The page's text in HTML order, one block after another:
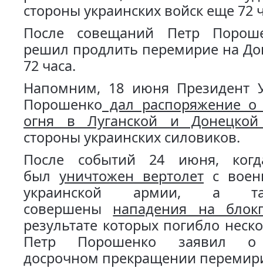
стороны украинских войск еще 72
После совещаний Петр
решил продлить перемирие на
72 часа.
Напомним, 18 июня Президент
Порошенко дал распоряжение
огня в Луганской и Донецкой
стороны украинских силовиков.
После событий 24 июня,
был уничтожен вертолет с
украинской армии, а
совершены нападения на
результате которых погибло
Петр Порошенко заявил о
досрочном прекращении